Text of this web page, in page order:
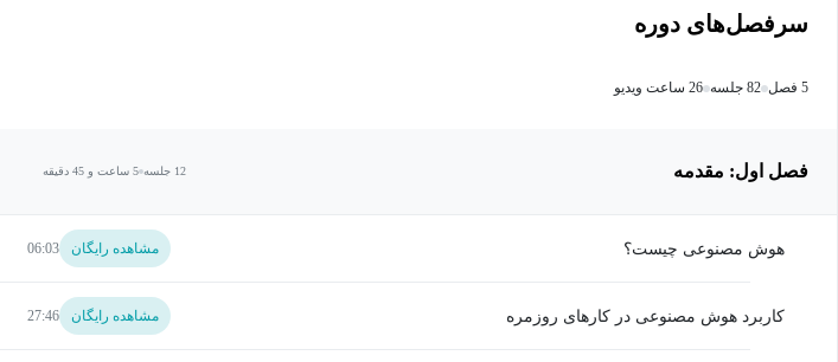
سرفصل‌های دوره
5 فصل 82 جلسه 26 ساعت ویدیو
فصل اول: مقدمه 12 جلسه 5 ساعت و 45 دقیقه
هوش مصنوعی چیست؟ مشاهده رایگان 06:03
کاربرد هوش مصنوعی در کارهای روزمره مشاهده رایگان 27:46